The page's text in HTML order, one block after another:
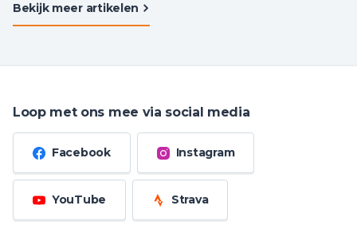
Bekijk meer artikelen
Loop met ons mee via social media
Facebook Instagram
YouTube Strava